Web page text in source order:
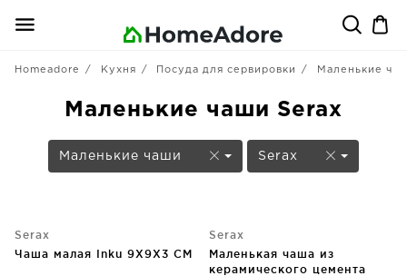
Homeadore Кухня Посуда для сервировки Маленькие
Маленькие чаши Serax
Маленькие чаши Serax
Serax
Чаша малая Inku 9X9X3 CM
Serax
Маленькая чаша из
керамического цемента